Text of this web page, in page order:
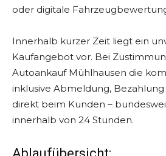
oder digitale
Innerhalb kurzer Zeit liegt ein
Kaufangebot vor. Bei
Autoankauf Mühlhausen die
inklusive Abmeldung,
direkt beim Kunden –
innerhalb von 24 Stunden.